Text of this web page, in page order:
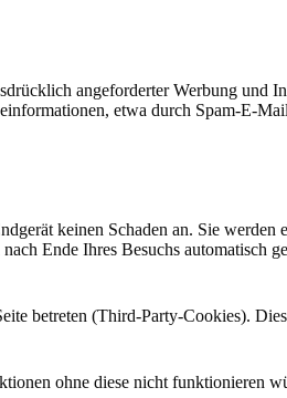
angeforderter Werbung und
etwa durch Spam-E-
keinen Schaden an. Sie
Ende Ihres Besuchs automatisch
betreten (Third-Party-Cookies).
ohne diese nicht funktionieren